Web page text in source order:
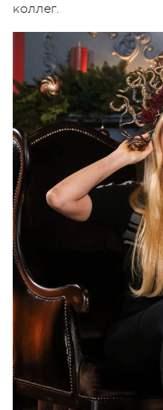
коллег.